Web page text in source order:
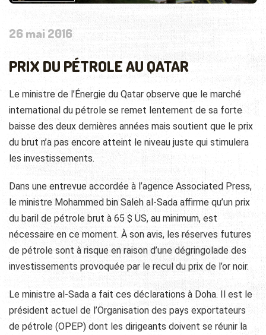
26 mai 2016
PRIX DU PÉTROLE AU QATAR
Le ministre de l’Énergie du Qatar observe que le marché
international du pétrole se remet lentement de sa forte
baisse des deux dernières années mais soutient que le prix
du brut n’a pas encore atteint le niveau juste qui stimulera
les investissements.
Dans une entrevue accordée à l’agence Associated Press,
le ministre Mohammed bin Saleh al-Sada affirme qu’un prix
du baril de pétrole brut à 65 $ US, au minimum, est
nécessaire en ce moment. À son avis, les réserves futures
de pétrole sont à risque en raison d’une dégringolade des
investissements provoquée par le recul du prix de l’or noir.
Le ministre al-Sada a fait ces déclarations à Doha. Il est le
président actuel de l’Organisation des pays exportateurs
de pétrole (OPEP) dont les dirigeants doivent se réunir la